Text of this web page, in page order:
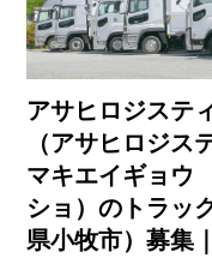
アサヒロジステ
（アサヒロジス
マキエイギョウ
ショ）のトラッ
県小牧市）募集